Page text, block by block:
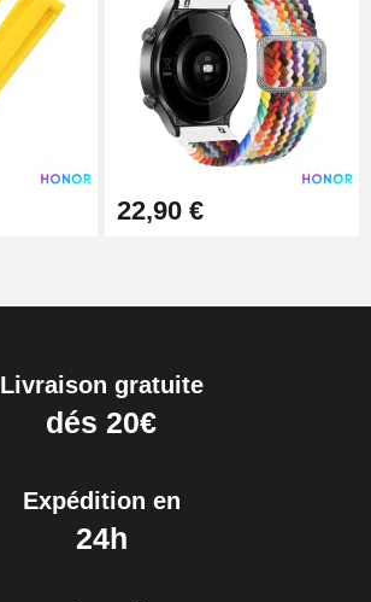
22,90 €
Livraison gratuite
dés 20€
Expédition en
24h